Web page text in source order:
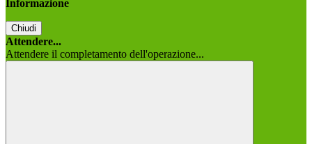
Informazione
Chiudi
Attendere...
Attendere il completamento dell'operazione...